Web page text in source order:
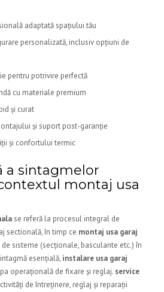
adaptată spațiului tău
personalizată, inclusiv opțiuni de
pentru potrivire perfectă
cu materiale premium
și curat
și suport post-garanție
și confortului termic
a sintagmelor
montaj usa
se referă la procesul integral de
sectională, în timp ce montaj usa garaj
sisteme (secționale, basculante etc.) în
esențială, instalare usa garaj
operațională de fixare și reglaj. service
de întreținere, reglaj și reparații